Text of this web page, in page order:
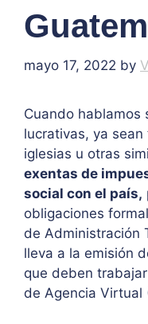
mayo 17, 2022 by
Cuando hablamos
lucrativas, ya
iglesias u otras
exentas de
social con el país,
obligaciones
de Administración
lleva a la emisión
que deben
de Agencia Virtual